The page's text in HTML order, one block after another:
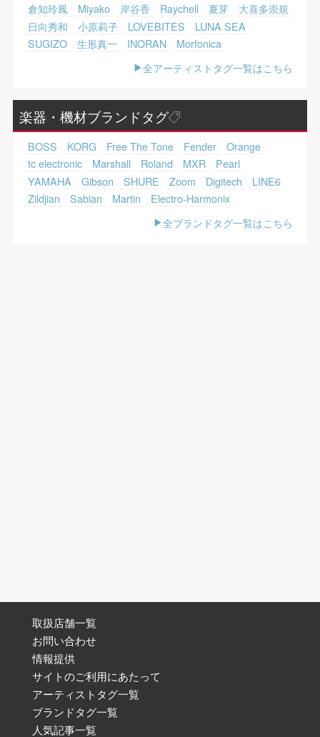
倉知玲鳳
Miyako 岸谷香 Raychell 夏芽
大喜多崇規
日向秀和
小原莉子 LOVEBITES
LUNA SEA
SUGIZO
生形真一 INORAN
Morfonica
全アーティストタグ一覧はこちら
楽器・機材ブランドタグ
BOSS KORG Free The Tone Fender
Orange
tc electronic
Marshall Roland MXR
Pearl
YAMAHA
Gibson SHURE Zoom Digitech
LINE6
Zildjian
Sabian Martin
Electro-Harmonix
全ブランドタグ一覧はこちら
取扱店舗一覧
お問い合わせ
情報提供
サイトのご利用にあたって
アーティストタグ一覧
ブランドタグ一覧
人気記事一覧